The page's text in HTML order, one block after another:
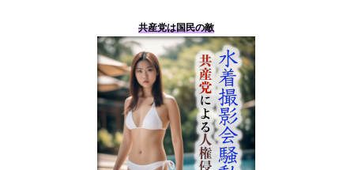
共産党は国民の敵